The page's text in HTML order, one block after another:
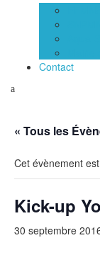
Contact
« Tous les
Cet évènement
Kick-up
30 septembre